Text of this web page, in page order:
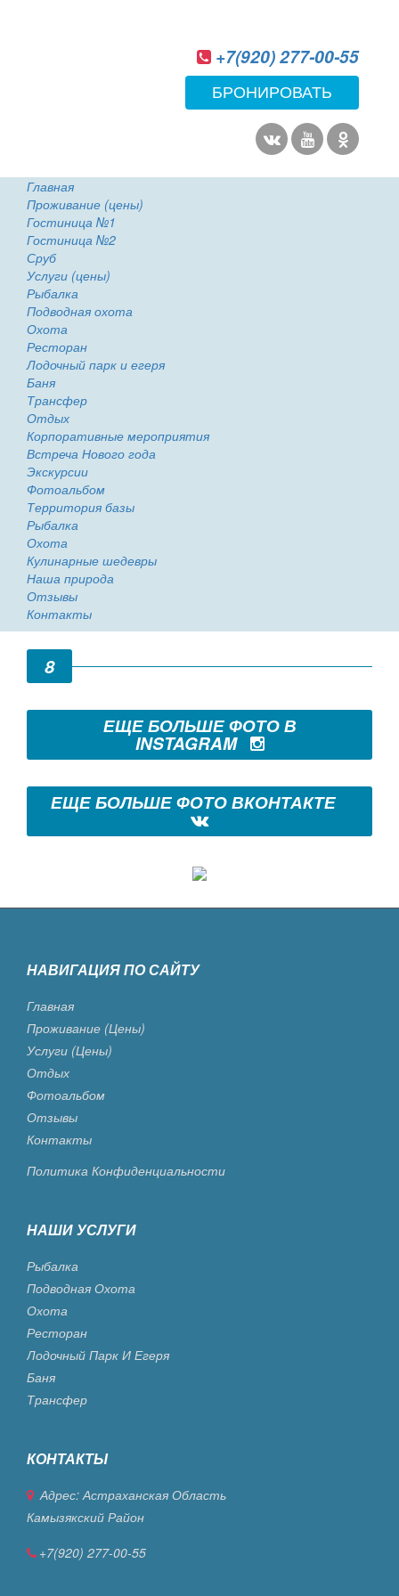
+7(920) 277-00-55
БРОНИРОВАТЬ
Главная
Проживание (цены)
Гостиница №1
Гостиница №2
Сруб
Услуги (цены)
Рыбалка
Подводная охота
Охота
Ресторан
Лодочный парк и егеря
Баня
Трансфер
Отдых
Корпоративные мероприятия
Встреча Нового года
Экскурсии
Фотоальбом
Территория базы
Рыбалка
Охота
Кулинарные шедевры
Наша природа
Отзывы
Контакты
8
ЕЩЕ БОЛЬШЕ ФОТО В
INSTAGRAM
ЕЩЕ БОЛЬШЕ ФОТО ВКОНТАКТЕ
НАВИГАЦИЯ ПО САЙТУ
Главная
Проживание (цены)
Услуги (цены)
Отдых
Фотоальбом
Отзывы
Контакты
Политика Конфиденциальности
НАШИ УСЛУГИ
Рыбалка
Подводная Охота
Охота
Ресторан
Лодочный Парк И Егеря
Баня
Трансфер
КОНТАКТЫ
Адрес: Астраханская Область
Камызякский Район
+7(920) 277-00-55